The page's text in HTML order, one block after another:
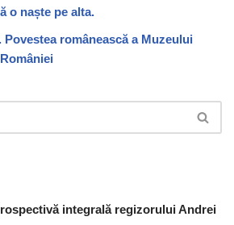
o naște pe alta.
românească a Muzeului
integrală regizorului Andrei